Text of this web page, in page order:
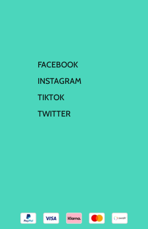
FACEBOOK
INSTAGRAM
TIKTOK
TWITTER